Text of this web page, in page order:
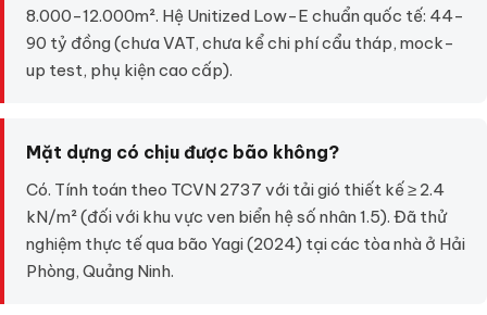
8.000-12.000m². Hệ Unitized Low-E chuẩn quốc tế: 44-
90 tỷ đồng (chưa VAT, chưa kể chi phí cẩu tháp, mock-
up test, phụ kiện cao cấp).
Mặt dựng có chịu được bão không?
Có. Tính toán theo TCVN 2737 với tải gió thiết kế ≥ 2.4
kN/m² (đối với khu vực ven biển hệ số nhân 1.5). Đã thử
nghiệm thực tế qua bão Yagi (2024) tại các tòa nhà ở Hải
Phòng, Quảng Ninh.